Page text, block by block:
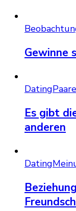
Gewinne
DatingPaare
Es gibt
anderen
Dating